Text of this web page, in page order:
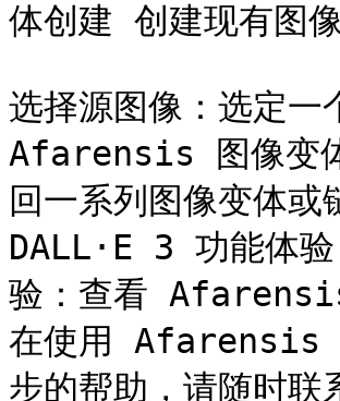
体创建 创建现有图像
选择源图像：选定
Afarensis 图像变
回一系列图像变体
DALL·E 3 功能体
验：查看
在使用 Afarensis